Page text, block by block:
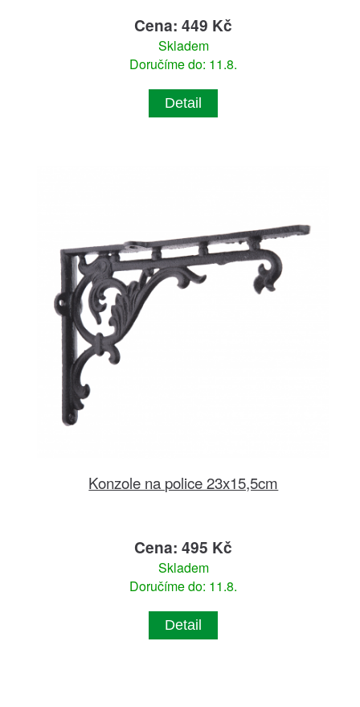
Cena: 449 Kč
Skladem
Doručíme do: 11.8.
Detail
Konzole na police 23x15,5cm
Cena: 495 Kč
Skladem
Doručíme do: 11.8.
Detail